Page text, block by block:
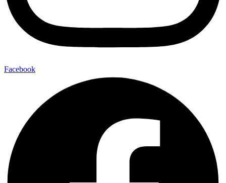
Facebook